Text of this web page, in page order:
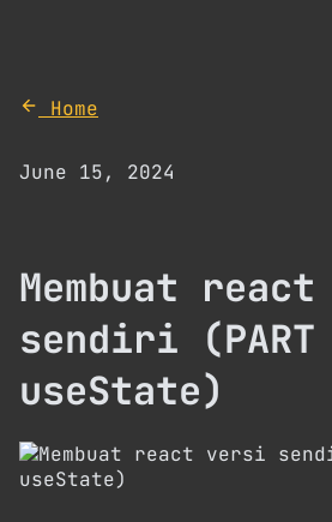
Home
June 15, 2024
Membuat
sendiri
useState)